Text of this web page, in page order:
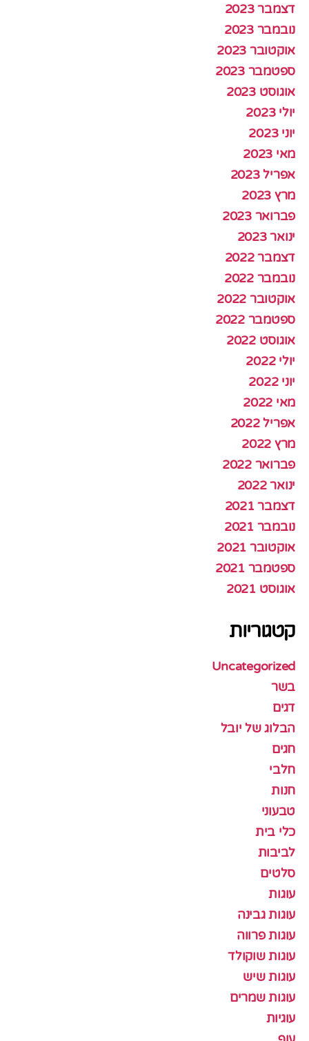
דצמבר 2023
נובמבר 2023
אוקטובר 2023
ספטמבר 2023
אוגוסט 2023
יולי 2023
יוני 2023
מאי 2023
אפריל 2023
מרץ 2023
פברואר 2023
ינואר 2023
דצמבר 2022
נובמבר 2022
אוקטובר 2022
ספטמבר 2022
אוגוסט 2022
יולי 2022
יוני 2022
מאי 2022
אפריל 2022
מרץ 2022
פברואר 2022
ינואר 2022
דצמבר 2021
נובמבר 2021
אוקטובר 2021
ספטמבר 2021
אוגוסט 2021
קטגוריות
Uncategorized
בשר
דגים
הבלוג של יובל
חגים
חלבי
חנות
טבעוני
כלי בית
לביבות
סלטים
עוגות
עוגות גבינה
עוגות פרווה
עוגות שוקולד
עוגות שיש
עוגות שמרים
עוגיות